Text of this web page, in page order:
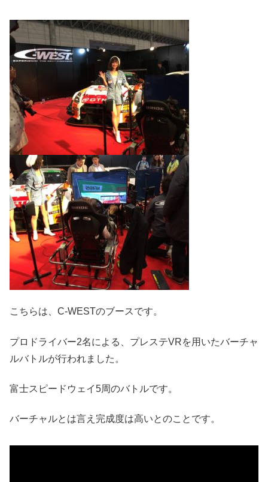
こちらは、C-WESTのブースです。
プロドライバー2名による、プレステVRを用いたバーチャ
ルバトルが行われました。
富士スピードウェイ5周のバトルです。
バーチャルとは言え完成度は高いとのことです。